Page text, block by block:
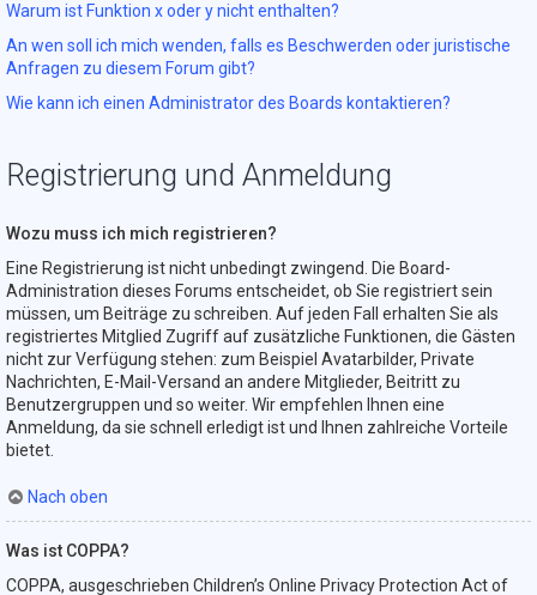
Warum ist Funktion x oder y nicht enthalten?
An wen soll ich mich wenden, falls es Beschwerden oder juristische
Anfragen zu diesem Forum gibt?
Wie kann ich einen Administrator des Boards kontaktieren?
Registrierung und Anmeldung
Wozu muss ich mich registrieren?
Eine Registrierung ist nicht unbedingt zwingend. Die Board-
Administration dieses Forums entscheidet, ob Sie registriert sein
müssen, um Beiträge zu schreiben. Auf jeden Fall erhalten Sie als
registriertes Mitglied Zugriff auf zusätzliche Funktionen, die Gästen
nicht zur Verfügung stehen: zum Beispiel Avatarbilder, Private
Nachrichten, E-Mail-Versand an andere Mitglieder, Beitritt zu
Benutzergruppen und so weiter. Wir empfehlen Ihnen eine
Anmeldung, da sie schnell erledigt ist und Ihnen zahlreiche Vorteile
bietet.
Nach oben
Was ist COPPA?
COPPA, ausgeschrieben Children’s Online Privacy Protection Act of